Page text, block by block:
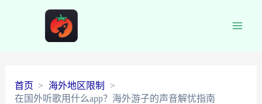
首页
海外地区限制
在国外听歌用什么app？海外游子的声音解忧指南